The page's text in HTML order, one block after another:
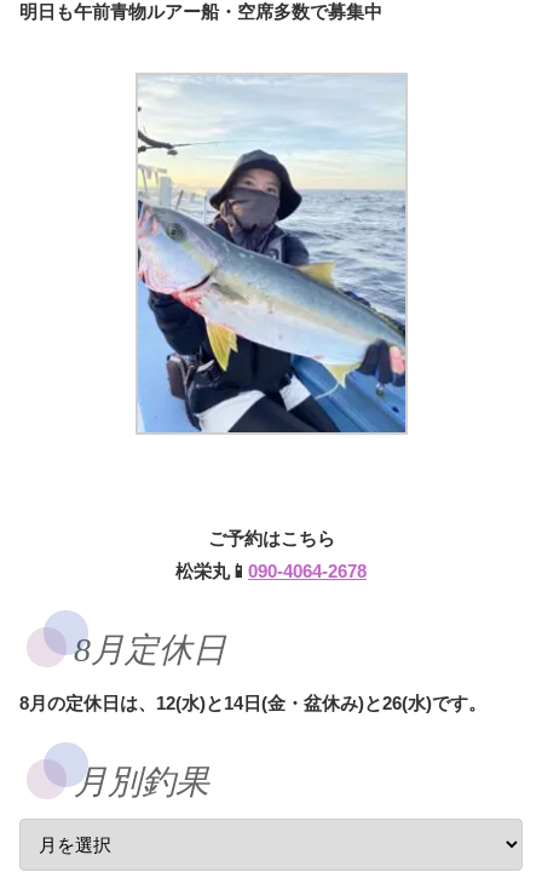
明日も午前青物ルアー船・空席多数で募集中
ご予約はこちら
松栄丸📱 090-4064-2678
8月定休日
8月の定休日は、12(水)と14日(金・盆休み)と26(水)です。
月別釣果